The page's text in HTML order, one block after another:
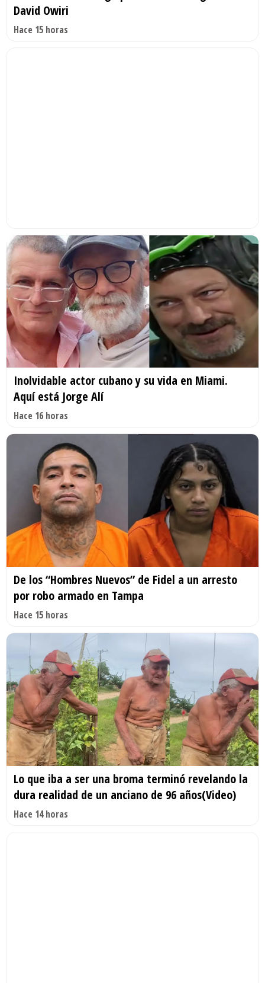
David Owiri
Hace 15 horas
Inolvidable actor cubano y su vida en Miami.
Aquí está Jorge Alí
Hace 16 horas
De los “Hombres Nuevos” de Fidel a un arresto
por robo armado en Tampa
Hace 15 horas
Lo que iba a ser una broma terminó revelando la
dura realidad de un anciano de 96 años(Video)
Hace 14 horas